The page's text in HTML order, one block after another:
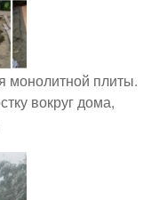
монолитной плиты.
вокруг дома,